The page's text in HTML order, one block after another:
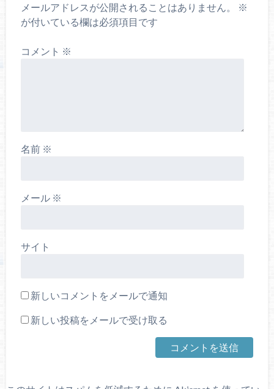
メールアドレスが公開されることはありません。
※
が付いている欄は必須項目です
コメント ※
名前 ※
メール ※
サイト
新しいコメントをメールで通知
新しい投稿をメールで受け取る